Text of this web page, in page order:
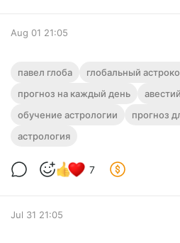
Aug 01 21:05
🧭 Прогноз от Павла
августа 2026 года
ГЛОБАльный
павел глоба
глобальный
прогноз на каждый день
обучение астрологии
прогноз
астрология
7
Jul 31 21:05